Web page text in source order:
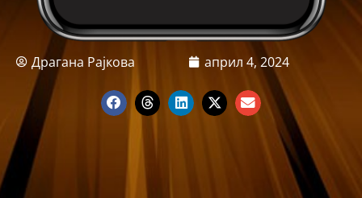
Драгана Рајкова април 4, 2024